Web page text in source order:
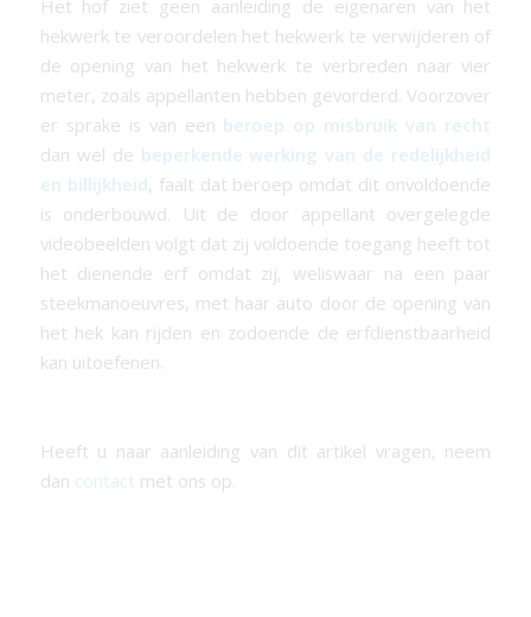
Het hof ziet geen aanleiding de eigenaren van het
hekwerk te veroordelen het hekwerk te verwijderen of
de opening van het hekwerk te verbreden naar vier
meter, zoals appellanten hebben gevorderd. Voorzover
er sprake is van een beroep op misbruik van recht
dan wel de beperkende werking van de redelijkheid
en billijkheid , faalt dat beroep omdat dit onvoldoende
is onderbouwd. Uit de door appellant overgelegde
videobeelden volgt dat zij voldoende toegang heeft tot
het dienende erf omdat zij, weliswaar na een paar
steekmanoeuvres, met haar auto door de opening van
het hek kan rijden en zodoende de erfdienstbaarheid
kan uitoefenen.
Heeft u naar aanleiding van dit artikel vragen, neem
dan contact met ons op.